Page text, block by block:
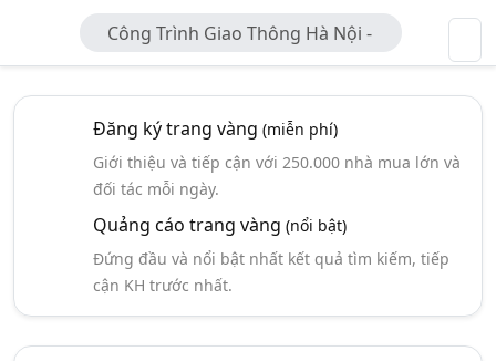
Công Trình Giao Thông Hà Nội -
Công Ty TNHH Nhà Nước Một
Đăng ký trang vàng (miễn phí)
Giới thiệu và tiếp cận với 250.000 nhà mua lớn và
đối tác mỗi ngày.
Quảng cáo trang vàng (nổi bật)
Đứng đầu và nổi bật nhất kết quả tìm kiếm, tiếp
cận KH trước nhất.